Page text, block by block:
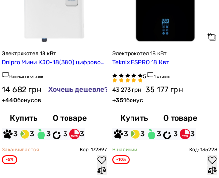
Электрокотел 18 кВт
Dnipro Мини КЭО-18(380) цифровой
с насосом IBO
Написать отзыв
14 682 грн Хочешь дешевле?
+440бонусов
Купить О товаре
3 3 3 3 3
Электрокотел 18 кВт
Teknix ESPRO 18 Квт
1 отзыв
43 273 грн 35 177 грн
+351бонус
Купить О товаре
3 3 3 3 3
Заканчивается Код: 172897
-5%
В наличии Код: 135228
-10%